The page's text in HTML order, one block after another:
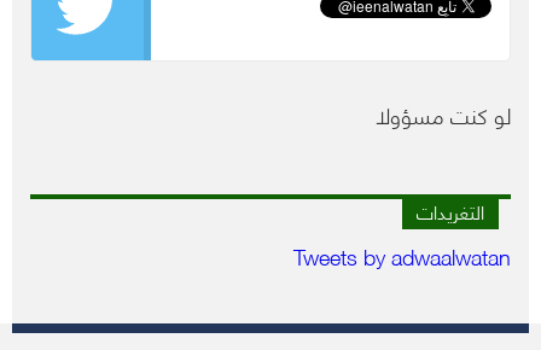
لو كنت مسؤولا
التغريدات
Tweets by adwaalwatan